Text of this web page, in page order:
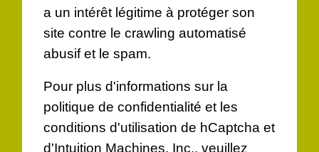
a un intérêt légitime à protéger son
site contre le crawling automatisé
abusif et le spam.
Pour plus d'informations sur la
politique de confidentialité et les
conditions d'utilisation de hCaptcha et
d'Intuition Machines, Inc., veuillez